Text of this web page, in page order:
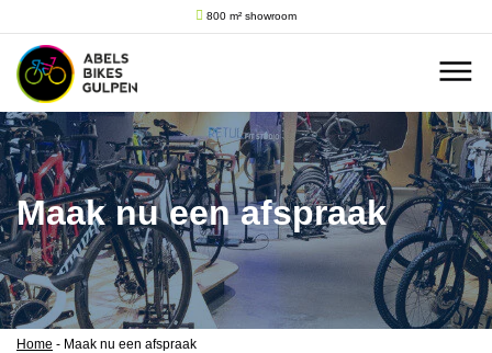
800 m² showroom
Maak nu een afspraak
Home - Maak nu een afspraak